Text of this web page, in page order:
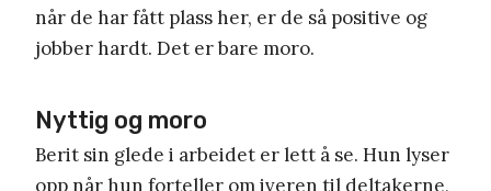
når de har fått plass her, er de så positive og
jobber hardt. Det er bare moro.
Nyttig og moro
Berit sin glede i arbeidet er lett å se. Hun lyser
opp når hun forteller om iveren til deltakerne,